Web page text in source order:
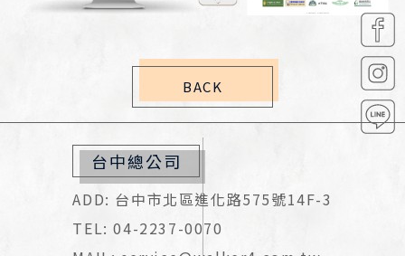
BACK
台中總公司
ADD: 台中市北區進化路575號14F-3
TEL: 04-2237-0070